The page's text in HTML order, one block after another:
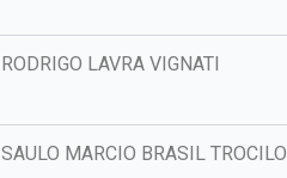
RODRIGO LAVRA VIGNATI
SAULO MARCIO BRASIL TROCILO